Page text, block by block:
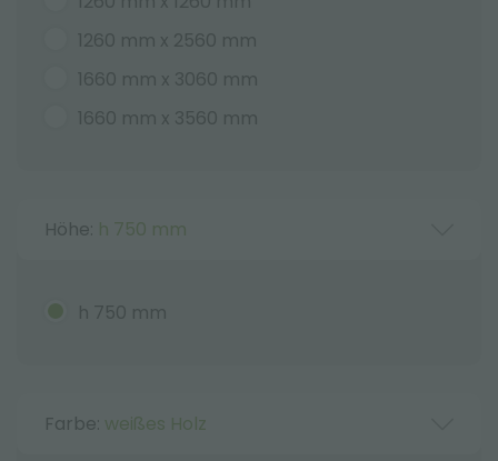
1260 mm x 2560 mm
1660 mm x 3060 mm
1660 mm x 3560 mm
Höhe: h 750 mm
h 750 mm
Farbe: weißes Holz